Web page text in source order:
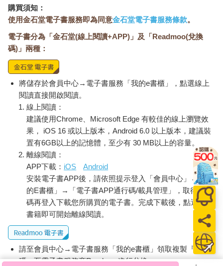
斷進步，漸漸帶來回報。而這些技巧，也都會為後續章節的學習
內容打下基礎。當然，你可以一口氣讀完整本書，但你也許會想
礎打好，再繼續學習下一章的內容。倘若從第四章開始，你願意
在每一章之間，花上數天至一週的時間，來熟練這些技巧，或許
能對學習內容有更深刻的體悟。當然，決定權在你。
與自己和周圍建立健康的關係，是我們與生俱來的權利。本書的
目標，就是讓你學會與內在自我建立連結。多年來，我與客戶都
透過這套方法，找回與自我連結的時刻。每一個人都循序漸進地
建立起更深刻的連結，並有能力展開積極的行動。話說回來，呼
吸法不會替你做出行動，但在你學會將呼吸作為一種語言後，你
就能學會用讓思考更透徹、行動更加自信的方式，和自己溝通。
願你的每一次呼吸，都予你更強大的連結。
購買須知：
使用金石堂電子書服務即為同意金石堂電子書服務條款。
電子書分為「金石堂(線上閱讀+APP)」及「Readmoo(兌換
碼)」兩種：
將儲存於會員中心→電子書服務「我的e書櫃」，點選線上
閱讀直接開啟閱讀。
線上閱讀：
建議使用Chrome、Microsoft Edge 有較佳的線上瀏覽效
果， iOS 16 或以上版本，Android 6.0 以上版本，建議裝
置有6GB以上的記憶體，至少有 30 MB以上的容量。
離線閱讀：
APP下載： iOS
Android
安裝電子書APP後，請依照提示登入「會員中心」→「我
的E書櫃」→「電子書APP通行碼/載具管理」，取得通行
碼再登入下載您所購買的電子書。完成下載後，點選任一
書籍即可開始離線閱讀。
請至會員中心→電子書服務「我的e書櫃」領取複製『兌換
碼』至電子書服務商Readmoo進行兌換。